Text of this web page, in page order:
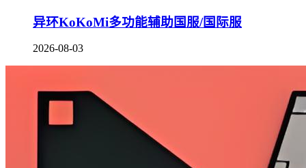
异环KoKoMi多功能辅助国服/国际服
2026-08-03